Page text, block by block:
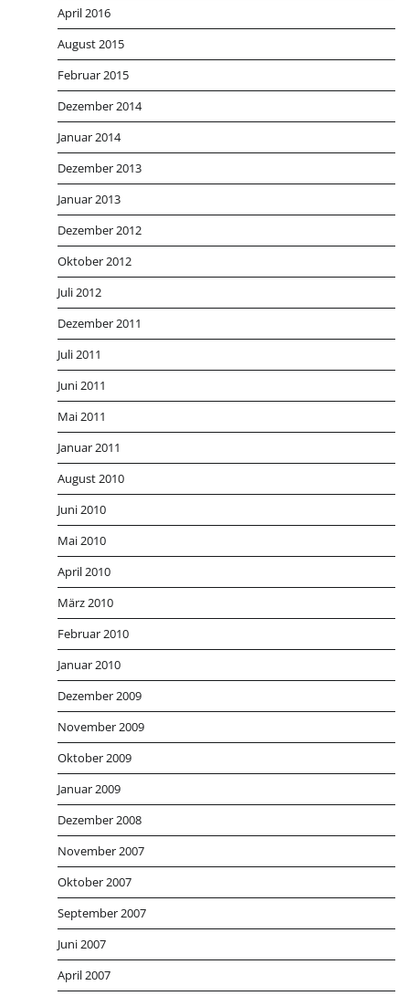
April 2016
August 2015
Februar 2015
Dezember 2014
Januar 2014
Dezember 2013
Januar 2013
Dezember 2012
Oktober 2012
Juli 2012
Dezember 2011
Juli 2011
Juni 2011
Mai 2011
Januar 2011
August 2010
Juni 2010
Mai 2010
April 2010
März 2010
Februar 2010
Januar 2010
Dezember 2009
November 2009
Oktober 2009
Januar 2009
Dezember 2008
November 2007
Oktober 2007
September 2007
Juni 2007
April 2007